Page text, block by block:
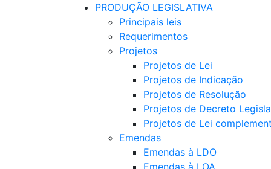
PRODUÇÃO LEGISLATIVA
Principais leis
Requerimentos
Projetos
Projetos de Lei
Projetos de Indicação
Projetos de Resolução
Projetos de Decreto
Projetos de Lei
Emendas
Emendas à LDO
Emendas à LOA